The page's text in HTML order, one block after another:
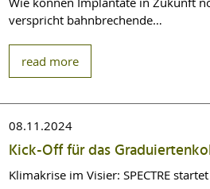
verspricht bahnbrechende…
read more
08.11.2024
Kick-Off für das
Klimakrise im Visier: SPECTRE